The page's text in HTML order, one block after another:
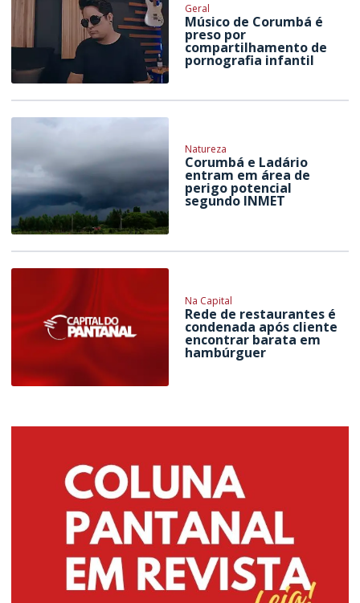
Geral
Músico de Corumbá é
preso por
compartilhamento de
pornografia infantil
Natureza
Corumbá e Ladário
entram em área de
perigo potencial
segundo INMET
Na Capital
Rede de restaurantes é
condenada após cliente
encontrar barata em
hambúrguer